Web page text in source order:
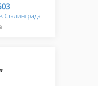
Сталинграда